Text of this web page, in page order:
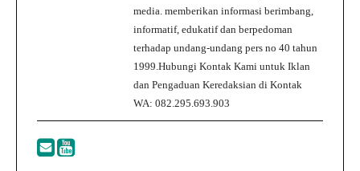
media. memberikan informasi berimbang,
informatif, edukatif dan berpedoman
terhadap undang-undang pers no 40 tahun
1999.Hubungi Kontak Kami untuk Iklan
dan Pengaduan Keredaksian di Kontak
WA: 082.295.693.903